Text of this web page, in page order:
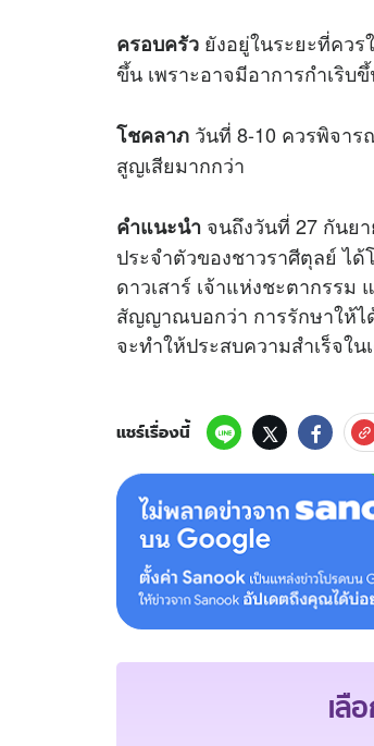
ครอบครัว ยังอยู่ในระยะที่คว
ขึ้น เพราะอาจมีอาการกำเริบ
โชคลาภ วันที่ 8-10 ควรพิจา
สูญเสียมากกว่า
คำแนะนำ จนถึงวันที่ 27 กันย
ประจำตัวของชาวราศีตุลย์ ไ
ดาวเสาร์ เจ้าแห่งชะตากรร
สัญญาณบอกว่า การรักษาให้ไ
จะทำให้ประสบความสำเร็จใน
แชร์เรื่องนี้
เลื